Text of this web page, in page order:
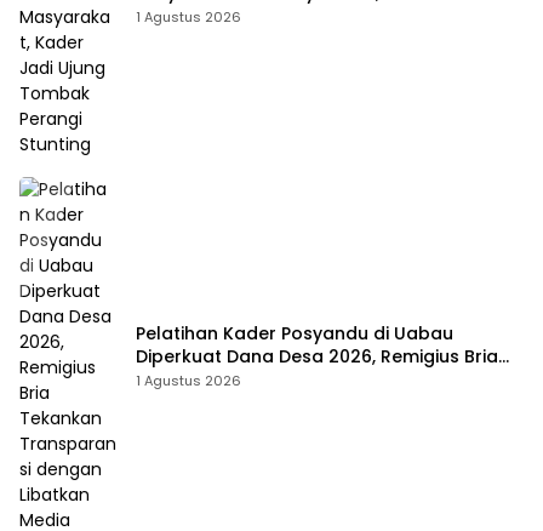
Ujung Tombak Perangi Stunting
1 Agustus 2026
Pelatihan Kader Posyandu di Uabau
Diperkuat Dana Desa 2026, Remigius Bria
Tekankan Transparansi dengan Libatkan
1 Agustus 2026